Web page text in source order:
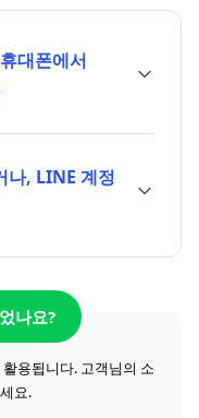
대폰에서
나, LINE 계정
나요?
용됩니다. 고객님의 소
요.